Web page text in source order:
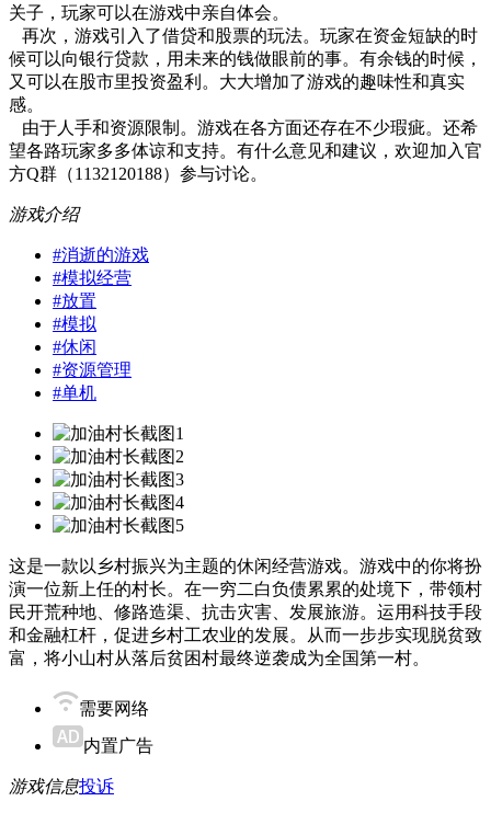
关子，玩家可以在游戏中亲自体会。
再次，游戏引入了借贷和股票的玩法。玩家在资金短缺的时
候可以向银行贷款，用未来的钱做眼前的事。有余钱的时候，
又可以在股市里投资盈利。大大增加了游戏的趣味性和真实
感。
由于人手和资源限制。游戏在各方面还存在不少瑕疵。还希
望各路玩家多多体谅和支持。有什么意见和建议，欢迎加入官
方Q群（1132120188）参与讨论。
游戏介绍
#消逝的游戏
#模拟经营
#放置
#模拟
#休闲
#资源管理
#单机
这是一款以乡村振兴为主题的休闲经营游戏。游戏中的你将扮
演一位新上任的村长。在一穷二白负债累累的处境下，带领村
民开荒种地、修路造渠、抗击灾害、发展旅游。运用科技手段
和金融杠杆，促进乡村工农业的发展。从而一步步实现脱贫致
富，将小山村从落后贫困村最终逆袭成为全国第一村。
需要网络
内置广告
游戏信息投诉